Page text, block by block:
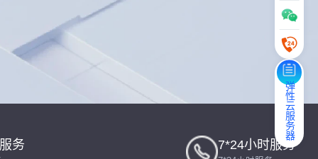
弹性云服务器
务 7*24小时服务